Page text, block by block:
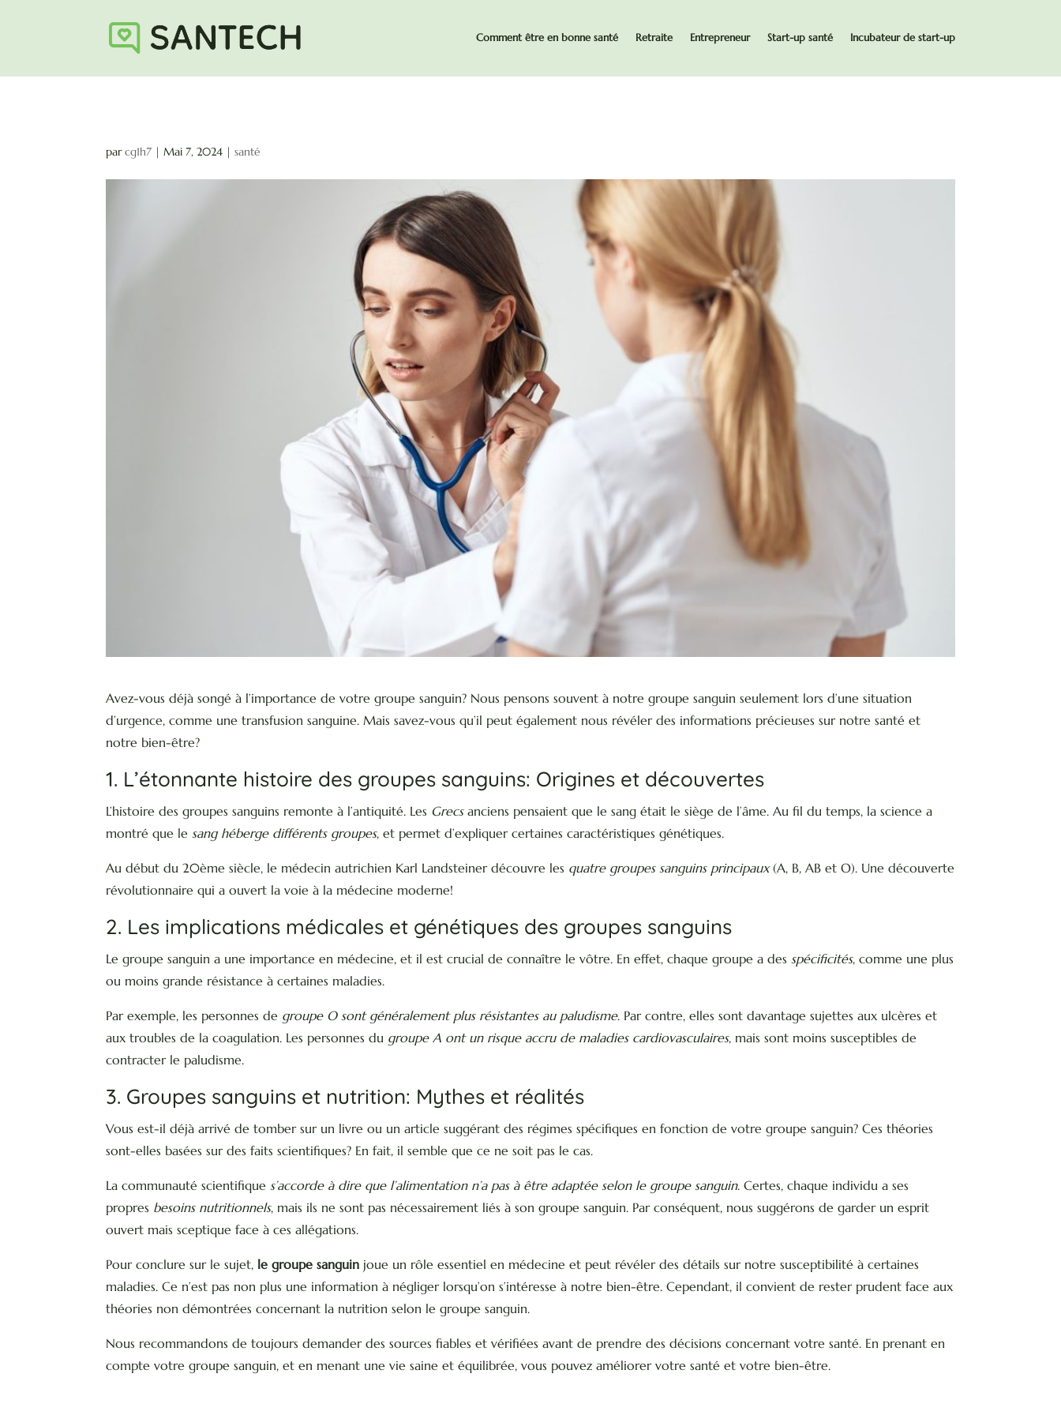
Comment être en bonne santé Retraite Entrepreneur Start-up santé Incubateur de start-up
parcg1h7 |Mai 7, 2024 |santé
Avez-vous déjà songé à l’importance de votre groupe sanguin? Nous pensons souvent à notre groupe sanguin seulement lors d’une situation
d’urgence, comme une transfusion sanguine. Mais savez-vous qu’il peut également nous révéler des informations précieuses sur notre santé et
notre bien-être?
1. L’étonnante histoire des groupes sanguins: Origines et découvertes
L’histoire des groupes sanguins remonte à l’antiquité. Les Grecsanciens pensaient que le sang était le siège de l’âme. Au fil du temps, la science a
montré que le sang héberge différents groupes, et permet d’expliquer certaines caractéristiques génétiques.
Au début du 20ème siècle, le médecin autrichien Karl Landsteiner découvre les quatre groupes sanguins principaux(A, B, AB et O). Une découverte
révolutionnaire qui a ouvert la voie à la médecine moderne!
2. Les implications médicales et génétiques des groupes sanguins
Le groupe sanguin a une importance en médecine, et il est crucial de connaître le vôtre. En effet, chaque groupe a des spécificités, comme une plus
ou moins grande résistance à certaines maladies.
Par exemple, les personnes de groupe O sont généralement plus résistantes au paludisme. Par contre, elles sont davantage sujettes aux ulcères et
aux troubles de la coagulation. Les personnes du groupe A ont un risque accru de maladies cardiovasculaires, mais sont moins susceptibles de
contracter le paludisme.
3. Groupes sanguins et nutrition: Mythes et réalités
Vous est-il déjà arrivé de tomber sur un livre ou un article suggérant des régimes spécifiques en fonction de votre groupe sanguin? Ces théories
sont-elles basées sur des faits scientifiques? En fait, il semble que ce ne soit pas le cas.
La communauté scientifique s’accorde à dire que l’alimentation n’a pas à être adaptée selon le groupe sanguin. Certes, chaque individu a ses
propres besoins nutritionnels, mais ils ne sont pas nécessairement liés à son groupe sanguin. Par conséquent, nous suggérons de garder un esprit
ouvert mais sceptique face à ces allégations.
Pour conclure sur le sujet, le groupe sanguin joue un rôle essentiel en médecine et peut révéler des détails sur notre susceptibilité à certaines
maladies. Ce n’est pas non plus une information à négliger lorsqu’on s’intéresse à notre bien-être. Cependant, il convient de rester prudent face aux
théories non démontrées concernant la nutrition selon le groupe sanguin.
Nous recommandons de toujours demander des sources fiables et vérifiées avant de prendre des décisions concernant votre santé. En prenant en
compte votre groupe sanguin, et en menant une vie saine et équilibrée, vous pouvez améliorer votre santé et votre bien-être.